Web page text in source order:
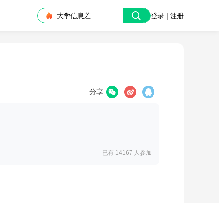
大学信息差 登录 | 注册
分享
已有 14167 人参加